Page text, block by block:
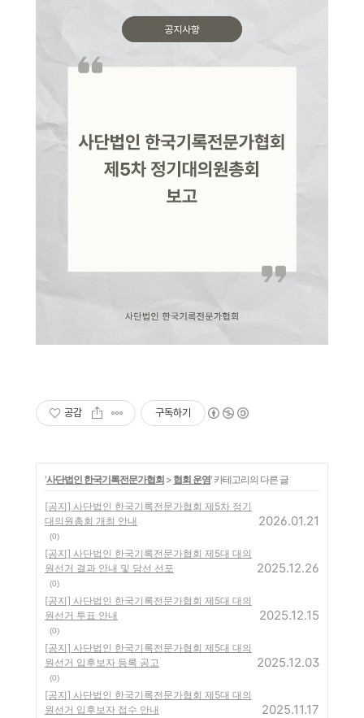
공감 구독하기
'사단법인 한국기록전문가협회 > 협회 운영' 카테고리의 다른 글
[공지] 사단법인 한국기록전문가협회 제5차 정기
대의원총회 개최 안내
(0)
2026.01.21
[공지] 사단법인 한국기록전문가협회 제5대 대의
원선거 결과 안내 및 당선 선포
(0)
2025.12.26
[공지] 사단법인 한국기록전문가협회 제5대 대의
원선거 투표 안내
(0)
2025.12.15
[공지] 사단법인 한국기록전문가협회 제5대 대의
원선거 입후보자 등록 공고
(0)
2025.12.03
[공지] 사단법인 한국기록전문가협회 제5대 대의
원선거 입후보자 접수 안내
2025.11.17